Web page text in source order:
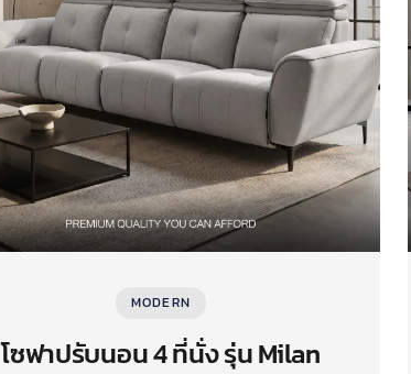
MODERN
โซฟาปรับนอน 4 ที่นั่ง รุ่น Milan